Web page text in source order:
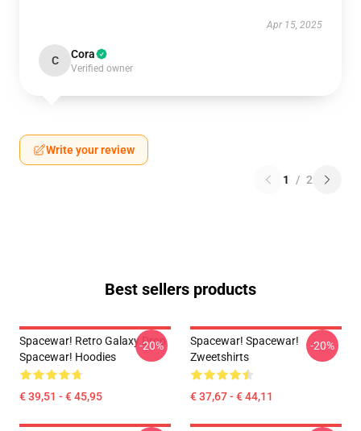
Apr 15, 2025
C Cora
Verified owner
Write your review
1 / 2
Best sellers products
Spacewar! Retro Galaxy Drop
Spacewar! Hoodies
€ 39,51 - € 45,95
-20%
Spacewar! Spacewar!
Zweetshirts
€ 37,67 - € 44,11
-20%